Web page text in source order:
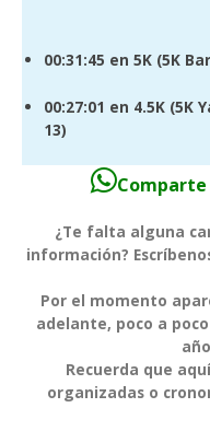
00:31:45 en 5K (5K
00:27:01 en 4.5K (5K
13)
¿Te falta alguna
información?
Por el momento
adelante, poco a
Recuerda que
organizadas o